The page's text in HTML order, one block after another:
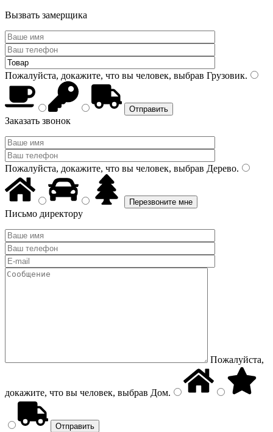
Вызвать замерщика
Пожалуйста, докажите, что вы человек, выбрав Грузовик.
Заказать звонок
Пожалуйста, докажите, что вы человек, выбрав Дерево.
Письмо директору
Пожалуйста,
докажите, что вы человек, выбрав Дом.